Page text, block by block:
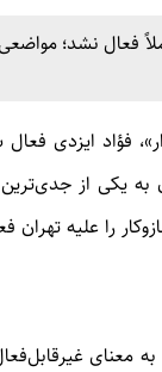
فعال نشد؛
، فؤاد ایزدی
به یکی از
را علیه تهران
معنای